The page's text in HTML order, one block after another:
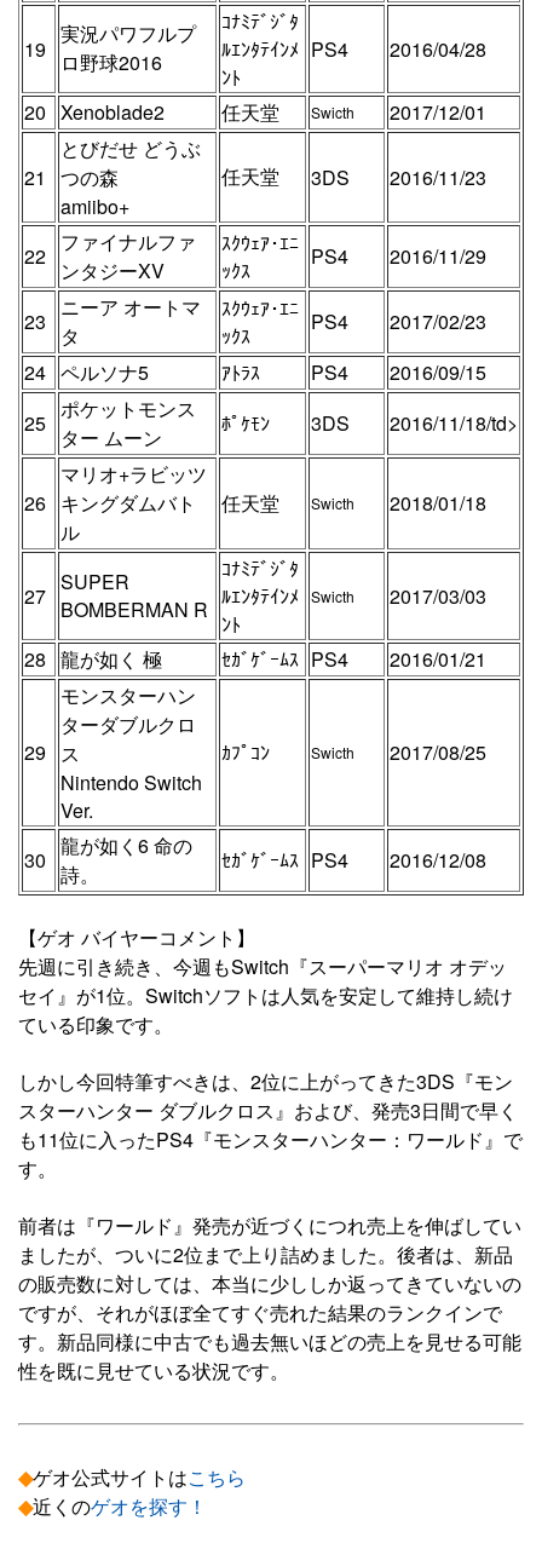
19
実況パワフルプ
ロ野球2016
ｺﾅﾐﾃﾞｼﾞﾀ
ﾙｴﾝﾀﾃｲﾝﾒ
ﾝﾄ
PS4 2016/04/28
20 Xenoblade2 任天堂 Swicth 2017/12/01
21
とびだせ どうぶ
つの森
amiibo+
任天堂 3DS 2016/11/23
22
ファイナルファ
ンタジーXV
ｽｸｳｪｱ･ｴﾆ
ｯｸｽ
PS4 2016/11/29
23
ニーア オートマ
タ
ｽｸｳｪｱ･ｴﾆ
ｯｸｽ
PS4
2017/02/23
24 ペルソナ5 ｱﾄﾗｽ PS4
2016/09/15
25
ポケットモンス
ター ムーン
ﾎﾟｹﾓﾝ 3DS 2016/11/18/td>
26
マリオ+ラビッツ
キングダムバト
ル
任天堂 Swicth 2018/01/18
27
SUPER
BOMBERMAN R
ｺﾅﾐﾃﾞｼﾞﾀ
ﾙｴﾝﾀﾃｲﾝﾒ
ﾝﾄ
Swicth 2017/03/03
28 龍が如く 極 ｾｶﾞｹﾞｰﾑｽ PS4 2016/01/21
29
モンスターハン
ターダブルクロ
ス
Nintendo Switch
Ver.
ｶﾌﾟｺﾝ Swicth 2017/08/25
30
龍が如く6 命の
詩。
ｾｶﾞｹﾞｰﾑｽ PS4 2016/12/08
【ゲオ バイヤーコメント】
先週に引き続き、今週もSwitch『スーパーマリオ オデッ
セイ』が1位。Switchソフトは人気を安定して維持し続け
ている印象です。
しかし今回特筆すべきは、2位に上がってきた3DS『モン
スターハンター ダブルクロス』および、発売3日間で早く
も11位に入ったPS4『モンスターハンター：ワールド』で
す。
前者は『ワールド』発売が近づくにつれ売上を伸ばしてい
ましたが、ついに2位まで上り詰めました。後者は、新品
の販売数に対しては、本当に少ししか返ってきていないの
ですが、それがほぼ全てすぐ売れた結果のランクインで
す。新品同様に中古でも過去無いほどの売上を見せる可能
性を既に見せている状況です。
◆ゲオ公式サイトはこちら
◆近くのゲオを探す！